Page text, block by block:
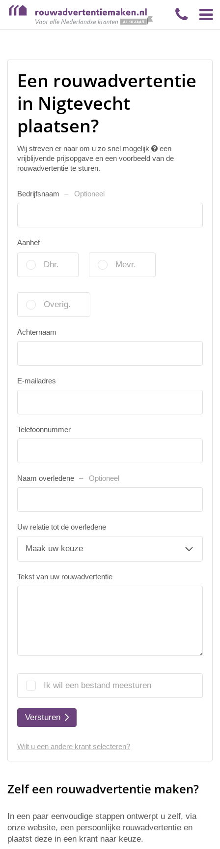
Een rouwadvertentie
in Nigtevecht
plaatsen?
Wij streven er naar om u zo snel mogelijk
een
vrijblijvende prijsopgave en een voorbeeld van de
rouwadvertentie te sturen.
Bedrijfsnaam Optioneel
Aanhef
Dhr. Mevr.
Overig.
Achternaam
E-mailadres
Telefoonnummer
Naam overledene Optioneel
Uw relatie tot de overledene
Tekst van uw rouwadvertentie
Ik wil een bestand meesturen
Versturen
Wilt u een andere krant selecteren?
Zelf een rouwadvertentie maken?
In een paar eenvoudige stappen ontwerpt u zelf, via
onze website, een persoonlijke rouwadvertentie en
plaatst deze in een krant naar keuze.